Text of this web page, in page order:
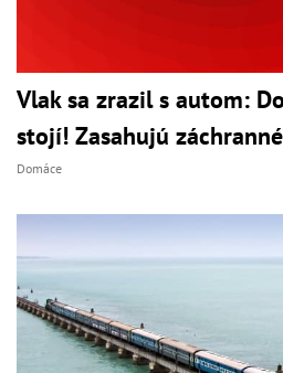
Vlak sa zrazil s autom:
stojí! Zasahujú
Domáce